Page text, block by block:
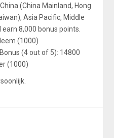
(China Mainland, Hong
Asia Pacific, Middle
8,000 bonus points.
(1000)
(4 out of 5): 14800
(1000)